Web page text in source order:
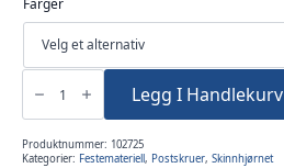
Farger
Postskrue
5stk
antall
Legg I Handlekurv
Produktnummer: 102725
Kategorier: Festemateriell , Postskruer, Skinnhjørnet